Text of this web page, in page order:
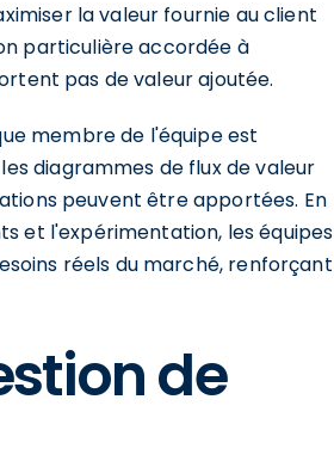
la valeur fournie au client
particulière accordée à
pas de valeur ajoutée.
membre de l'équipe est
diagrammes de flux de valeur
peuvent être apportées. En
et l'expérimentation, les équipes
réels du marché, renforçant
de